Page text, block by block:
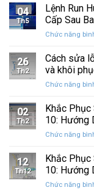
04
Th5
Lệnh Run
Cấp Sau
Chức năng
26
Th2
Cách sửa
và khôi
Chức năng
02
Th2
Khắc
10: Hướng
Chức năng
12
Th12
Khắc
10: Hướng
Chức năng